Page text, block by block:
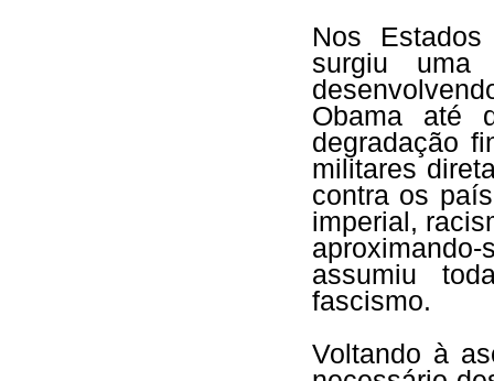
Nos
surgiu uma
Obama até
degradação
militares
contra os
imperial,
assumiu
fascismo.
Voltando à